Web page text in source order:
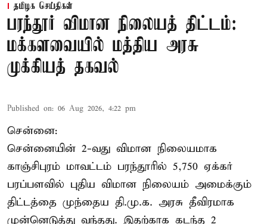
தமிழக செய்திகள்
பரந்தூர் விமான நிலையத் திட்டம்:
மக்களவையில் மத்திய அரசு
முக்கியத் தகவல்
Published on: 06 Aug 2026, 4:22 pm
சென்னை:
சென்னையின் 2-வது விமான நிலையமாக
காஞ்சிபுரம் மாவட்டம் பரந்தூரில் 5,750 ஏக்கர்
பரப்பளவில் புதிய விமான நிலையம் அமைக்கும்
திட்டத்தை முந்தைய தி.மு.க. அரசு தீவிரமாக
முன்னெடுத்து வந்தது. இதற்காக கடந்த 2